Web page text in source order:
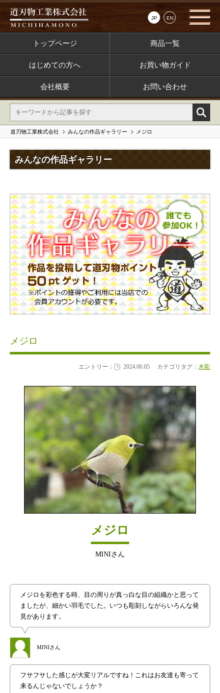
JP EN
トップページ 商品一覧
はじめての方へ お買い物ガイド
会社概要 お問い合わせ
道刃物工業株式会社 みんなの作品ギャラリー メジロ
みんなの作品ギャラリー
メジロ
エントリー： 2024.06.05 カテゴリタグ： 木彫
メジロ
MINIさん
MINIさん
メジロを彩色する時、目の周りが真っ白な目の組織かと思って
ましたが、細かい羽毛でした。いつも彫刻しながらいろんな発
見があります。
フサフサした感じが大変リアルですね！これはお友達も寄って
来るんじゃないでしょうか？